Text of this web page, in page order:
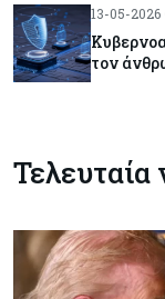
Ορμούζ:
VLCC –
και όχι
πόλεις
Κόσμος
Οι
ζημιές
13-05-2026
τον
Τελευταία